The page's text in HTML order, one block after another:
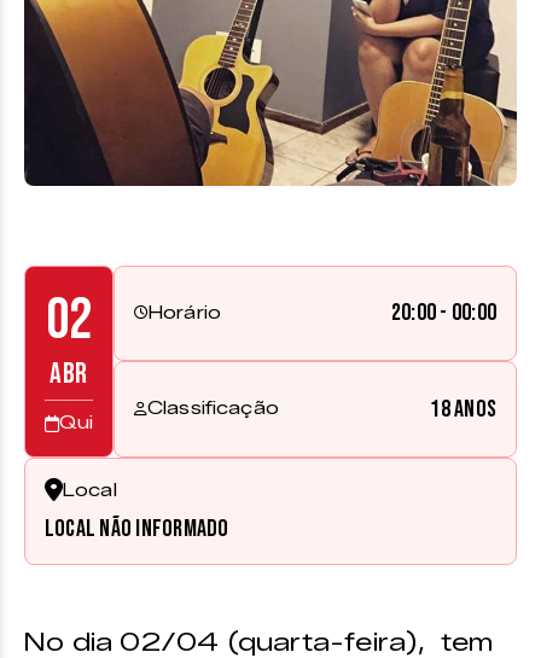
02
ABR
Qui
Horário 20:00 - 00:00
Classificação 18 anos
Local
Local não informado
No dia 02/04 (quarta-feira), tem